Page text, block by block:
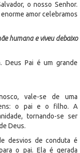
o nosso Senhor.
amor celebramos
humana e viveu debaixo
Deus Pai é um grande
vale-se de uma
o pai e o filho. A
tornando-se ser
Deus.
desvios de conduta é
o pai. Ela é gerada